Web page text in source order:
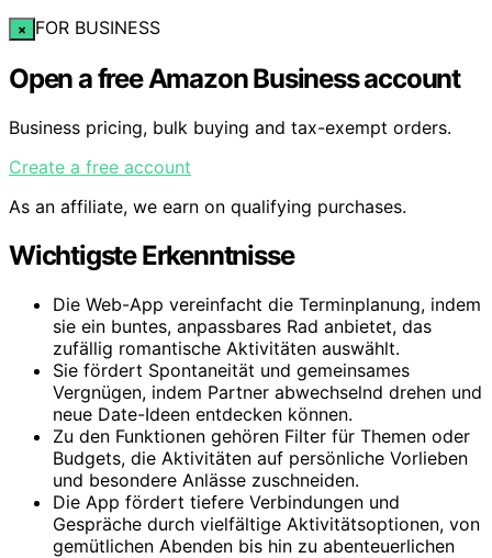
× FOR BUSINESS
Open a free Amazon Business account
Business pricing, bulk buying and tax-exempt orders.
Create a free account
As an affiliate, we earn on qualifying purchases.
Wichtigste Erkenntnisse
Die Web-App vereinfacht die Terminplanung, indem
sie ein buntes, anpassbares Rad anbietet, das
zufällig romantische Aktivitäten auswählt.
Sie fördert Spontaneität und gemeinsames
Vergnügen, indem Partner abwechselnd drehen und
neue Date-Ideen entdecken können.
Zu den Funktionen gehören Filter für Themen oder
Budgets, die Aktivitäten auf persönliche Vorlieben
und besondere Anlässe zuschneiden.
Die App fördert tiefere Verbindungen und
Gespräche durch vielfältige Aktivitätsoptionen, von
gemütlichen Abenden bis hin zu abenteuerlichen